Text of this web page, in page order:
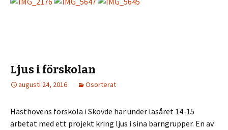
Ljus i förskolan
augusti 24, 2016 Osorterat
Hästhovens förskola i Skövde har under läsåret 14-15
arbetat med ett projekt kring ljus i sina barngrupper. En av